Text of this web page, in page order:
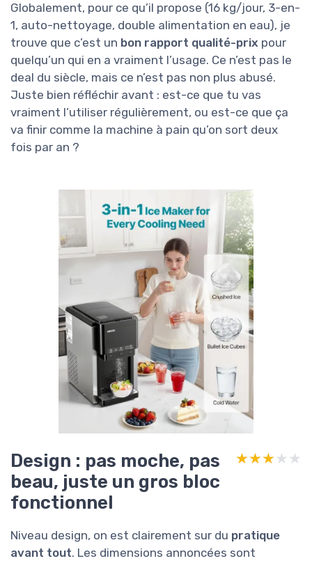
Globalement, pour ce qu’il propose (16 kg/jour, 3-en-
1, auto-nettoyage, double alimentation en eau), je
trouve que c’est un bon rapport qualité-prix pour
quelqu’un qui en a vraiment l’usage. Ce n’est pas le
deal du siècle, mais ce n’est pas non plus abusé.
Juste bien réfléchir avant : est-ce que tu vas
vraiment l’utiliser régulièrement, ou est-ce que ça
va finir comme la machine à pain qu’on sort deux
fois par an ?
Design : pas moche, pas
beau, juste un gros bloc
fonctionnel
★★★★★
★★★★★
Niveau design, on est clairement sur du pratique
avant tout. Les dimensions annoncées sont